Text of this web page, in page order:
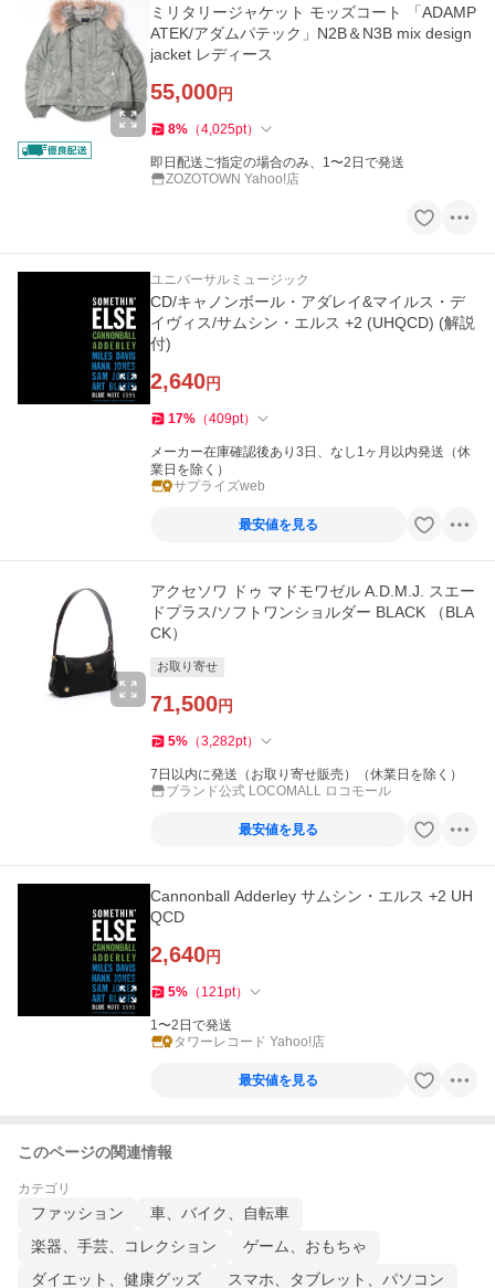
ミリタリージャケット モッズコート 「ADAMP
ATEK/アダムパテック」N2B＆N3B mix design
jacket レディース
55,000円
8% （4,025pt）
即日配送ご指定の場合のみ、1〜2日で発送
ZOZOTOWN Yahoo!店
ユニバーサルミュージック
CD/キャノンボール・アダレイ&マイルス・デ
イヴィス/サムシン・エルス +2 (UHQCD) (解説
付)
2,640円
17% （409pt）
メーカー在庫確認後あり3日、なし1ヶ月以内発送（休
業日を除く）
サプライズweb
最安値を見る
アクセソワ ドゥ マドモワゼル A.D.M.J. スエー
ドプラス/ソフトワンショルダー BLACK （BLA
CK）
お取り寄せ
71,500円
5% （3,282pt）
7日以内に発送（お取り寄せ販売）（休業日を除く）
ブランド公式 LOCOMALL ロコモール
最安値を見る
Cannonball Adderley サムシン・エルス +2 UH
QCD
2,640円
5% （ 121pt）
1〜2日で発送
タワーレコード Yahoo!店
最安値を見る
このページの関連情報
カテゴリ
ファッション
車、バイク、自転車
楽器、手芸、コレクション
ゲーム、おもちゃ
ダイエット、健康グッズ
スマホ、タブレット、パソコン